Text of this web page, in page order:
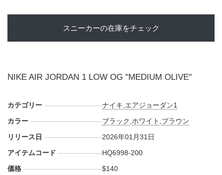
スニーカーの在庫をチェック
NIKE AIR JORDAN 1 LOW OG "MEDIUM OLIVE"
カテゴリー ナイキ エアジョーダン1
カラー
ブラック ホワイト ブラウン
リリース日
2026年01月31日
アイテムコード
HQ6998-200
価格
$140